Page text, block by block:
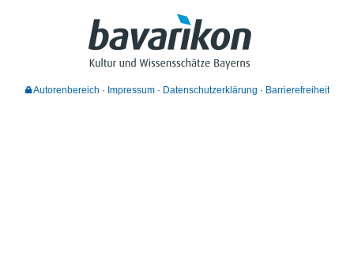
Autorenbereich Impressum Datenschutzerklärung Barrierefreiheit